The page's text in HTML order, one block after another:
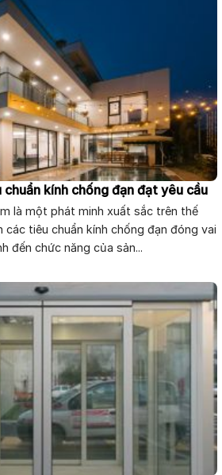
kính chống đạn đạt yêu cầu
là một phát minh xuất sắc trên thế
các tiêu chuẩn kính chống đạn đóng vai
đến chức năng của sản...